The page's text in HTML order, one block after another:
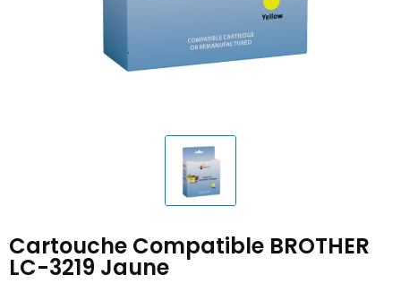
Cartouche Compatible BROTHER
LC-3219 Jaune